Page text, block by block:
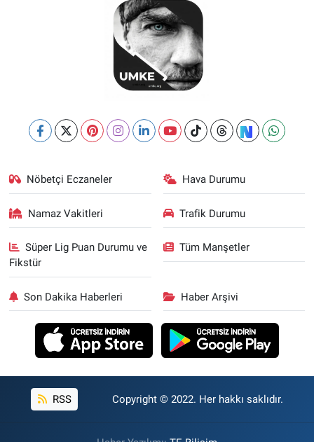
Nöbetçi Eczaneler Hava Durumu
Namaz Vakitleri Trafik Durumu
Süper Lig Puan Durumu ve
Fikstür
Tüm Manşetler
Son Dakika Haberleri Haber Arşivi
RSS Copyright © 2022. Her hakkı saklıdır.